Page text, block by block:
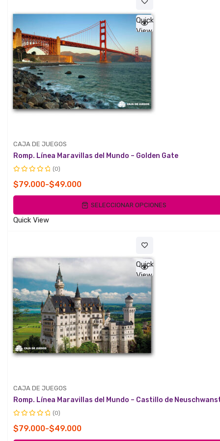
$79.000
Quick
View
CAJA DE JUEGOS
Romp. Línea Maravillas del Mundo – Golden Gate
con
0
5
(0)
$49.000
-
$79.000
Rango
de
desde
$79.000
SELECCIONAR OPCIONES
Quick View
Quick
View
CAJA DE JUEGOS
Romp. Línea Maravillas del Mundo – Castillo de
con
(0)
$49.000
-
$79.000
Rango